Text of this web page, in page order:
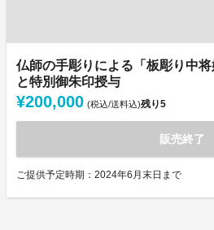
仏師の手彫りによる「板彫り中
と特別御朱印授与
¥200,000 (税込/送料込)残り5
販売終了
ご提供予定時期：2024年6月末日まで